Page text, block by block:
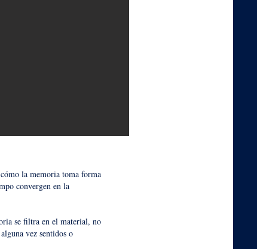
la memoria toma forma
convergen en la
se filtra en el material, no
vez sentidos o